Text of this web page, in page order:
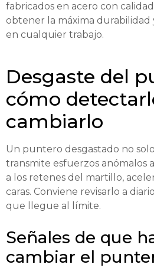
fabricados en acero con
obtener la máxima durabilidad
en cualquier trabajo.
Desgaste del
cómo
cambiarlo
Un puntero desgastado no
transmite esfuerzos anómalos
a los retenes del martillo,
caras. Conviene revisarlo a
que llegue al límite.
Señales de que
cambiar el